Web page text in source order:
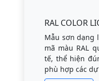
RAL COLOR
Mẫu sơn dạng
mã màu RAL
tế, thể hiện
phù hợp các